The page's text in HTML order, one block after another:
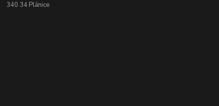
340 34 Plánice